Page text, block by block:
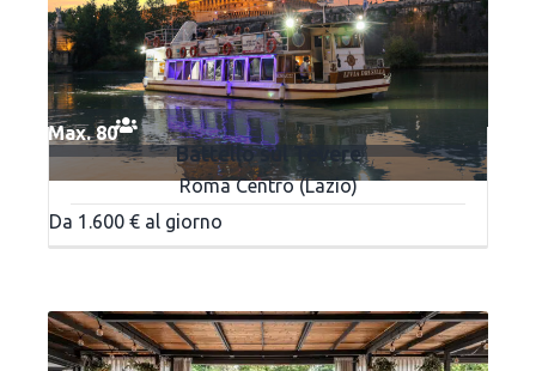
Max. 80
Battello sul Tevere
Roma Centro (Lazio)
Da 1.600 € al giorno